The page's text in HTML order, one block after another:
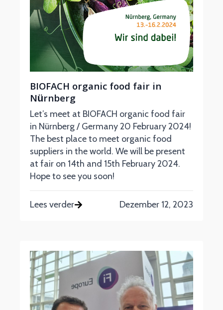
BIOFACH organic food fair in
Nürnberg
Let’s meet at BIOFACH organic food fair
in Nürnberg / Germany 20 February 2024!
The best place to meet organic food
suppliers in the world. We will be present
at fair on 14th and 15th February 2024.
Hope to see you soon!
Lees verder Dezember 12, 2023